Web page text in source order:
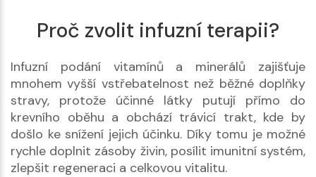
Proč zvolit infuzní terapii?
Infuzní podání vitamínů a minerálů zajišťuje
mnohem vyšší vstřebatelnost než běžné doplňky
stravy, protože účinné látky putují přímo do
krevního oběhu a obchází trávicí trakt, kde by
došlo ke snížení jejich účinku. Díky tomu je možné
rychle doplnit zásoby živin, posílit imunitní systém,
zlepšit regeneraci a celkovou vitalitu.